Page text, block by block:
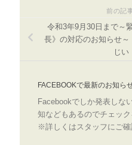
前の記
令和3年9月30日まで～
長》の対応のお知らせ
じい
FACEBOOKで最新のお知ら
Facebookでしか発表しな
知などもあるのでチェック
※詳しくはスタッフにご確